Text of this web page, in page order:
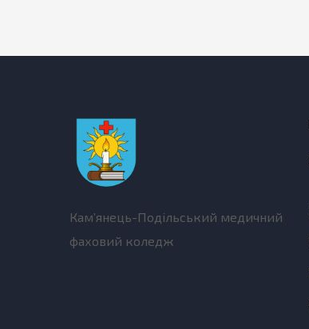
Кам’янець-Подільський медичний
фаховий коледж